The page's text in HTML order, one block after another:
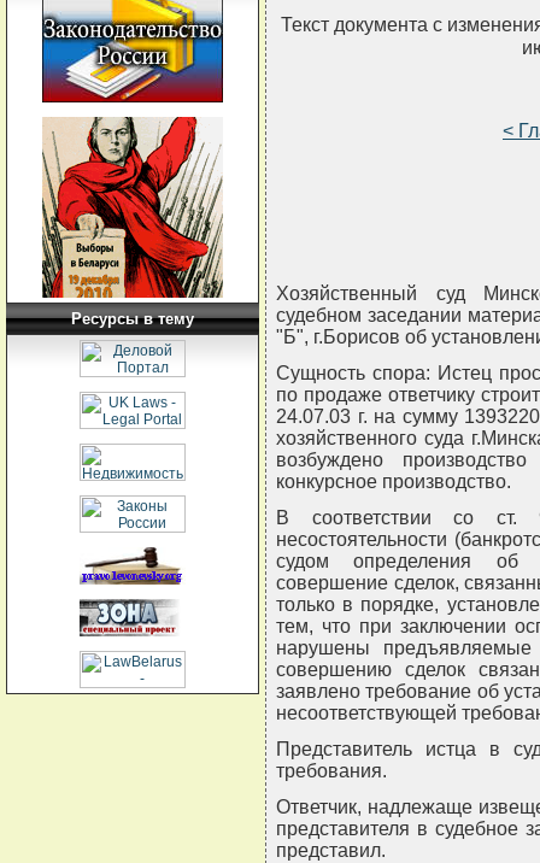
Ресурсы в тему
Текст документа с
<
Хозяйственный суд
судебном заседании
"Б", г.Борисов об
Сущность спора: Истец
по продаже ответчику
24.07.03 г. на сумму
хозяйственного суда
возбуждено
конкурсное производство.
В соответствии со
несостоятельности
судом определения об
совершение сделок,
только в порядке,
тем, что при заключении
нарушены предъявляемые
совершению сделок
заявлено требование об
несоответствующей
Представитель истца в
требования.
Ответчик, надлежаще
представителя в судебное
представил.